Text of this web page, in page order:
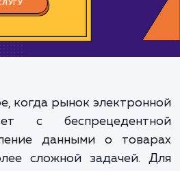
средние значения цены и срока.
УСЛУГУ
когда рынок